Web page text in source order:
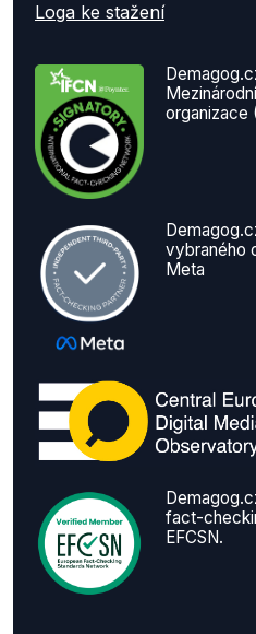
Loga ke stažení
organizace
vybraného
Meta
fact-
EFCSN.